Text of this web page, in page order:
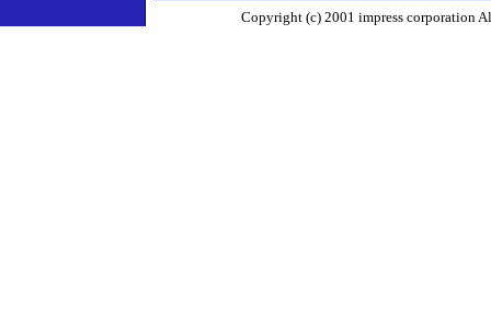
Copyright (c) 2001 impress corporation